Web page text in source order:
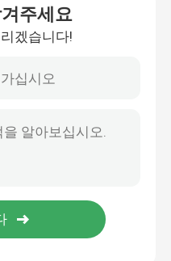
주세요
겠습니다!